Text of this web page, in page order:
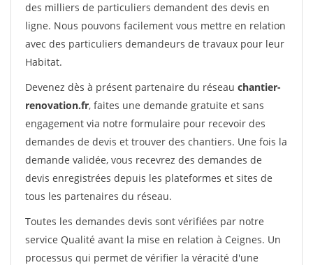
des milliers de particuliers demandent des devis en
ligne. Nous pouvons facilement vous mettre en relation
avec des particuliers demandeurs de travaux pour leur
Habitat.
Devenez dès à présent partenaire du réseau chantier-
renovation.fr, faites une demande gratuite et sans
engagement via notre formulaire pour recevoir des
demandes de devis et trouver des chantiers. Une fois la
demande validée, vous recevrez des demandes de
devis enregistrées depuis les plateformes et sites de
tous les partenaires du réseau.
Toutes les demandes devis sont vérifiées par notre
service Qualité avant la mise en relation à Ceignes. Un
processus qui permet de vérifier la véracité d'une